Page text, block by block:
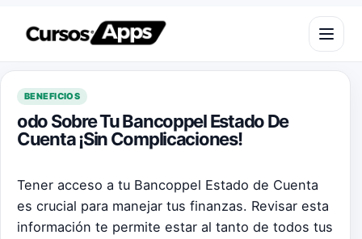
Saltar al contenido
Abrir
BENEFICIOS
odo Sobre Tu Bancoppel Estado De
Cuenta ¡Sin Complicaciones!
Tener acceso a tu Bancoppel Estado de Cuenta
es crucial para manejar tus finanzas. Revisar esta
información te permite estar al tanto de todos tus